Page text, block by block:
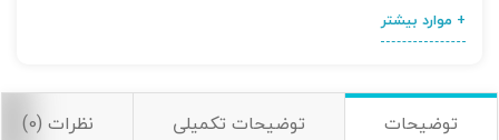
+ موارد بیشتر
توضیحات توضیحات تکمیلی نظرات (0)
تصاویر رسمی